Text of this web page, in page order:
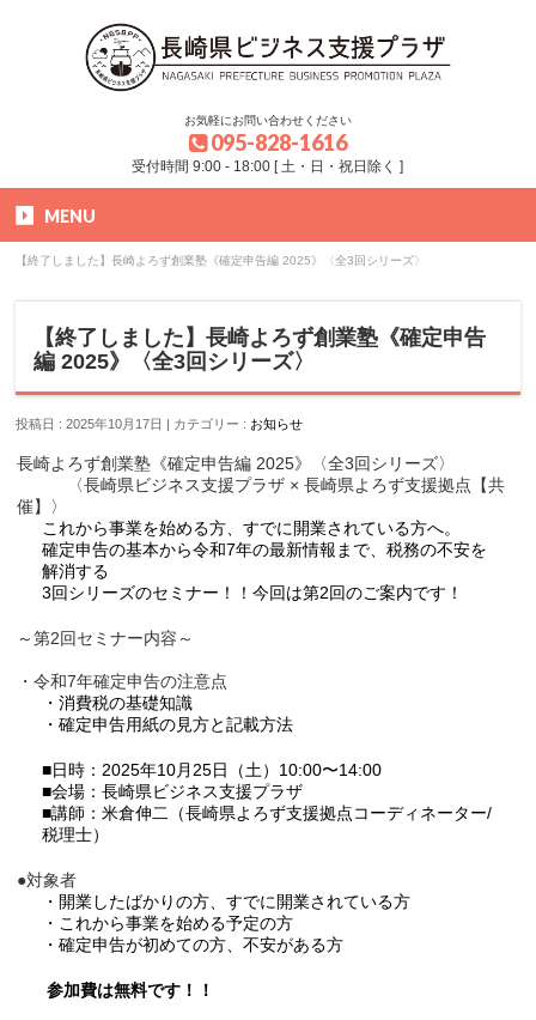
お気軽にお問い合わせください
095-828-1616
受付時間 9:00 - 18:00 [ 土・日・祝日除く ]
MENU
【終了しました】長崎よろず創業塾《確定申告編 2025》〈全3回シリーズ〉
【終了しました】長崎よろず創業塾《確定申告
編 2025》〈全3回シリーズ〉
投稿日 : 2025年10月17日 カテゴリー : お知らせ
長崎よろず創業塾《確定申告編 2025》〈全3回シリーズ〉
〈長崎県ビジネス支援プラザ × 長崎県よろず支援拠点【共
催】〉
これから事業を始める方、すでに開業されている方へ。
確定申告の基本から令和7年の最新情報まで、税務の不安を
解消する
3回シリーズのセミナー！！今回は第2回のご案内です！
～第2回セミナー内容～
・令和7年確定申告の注意点
・消費税の基礎知識
・確定申告用紙の見方と記載方法
■日時：2025年10月25日（土）10:00〜14:00
■会場：長崎県ビジネス支援プラザ
■講師：米倉伸二（長崎県よろず支援拠点コーディネーター/
税理士）
●対象者
・開業したばかりの方、すでに開業されている方
・これから事業を始める予定の方
・確定申告が初めての方、不安がある方
参加費は無料です！！